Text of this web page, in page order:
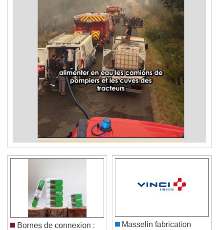
Bornes de connexion :
Masselin fabrication